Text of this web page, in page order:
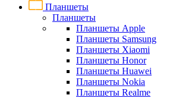
Планшеты
Планшеты
Планшеты Apple
Планшеты Samsung
Планшеты Xiaomi
Планшеты Honor
Планшеты Huawei
Планшеты Nokia
Планшеты Realme